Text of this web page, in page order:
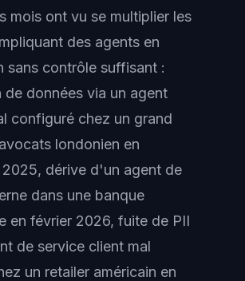
mois ont vu se multiplier les
des agents en
sans contrôle suffisant :
de données via un agent
configuré chez un grand
londonien en
dérive d'un agent de
dans une banque
en février 2026, fuite de PII
de service client mal
un retailer américain en